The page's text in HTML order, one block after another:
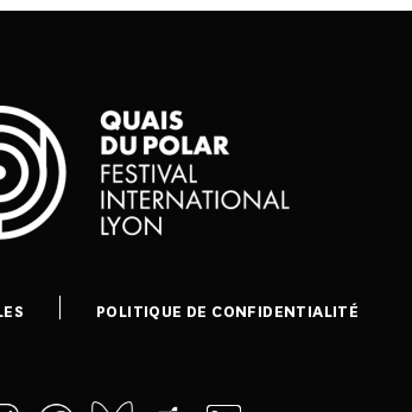
POLITIQUE DE CONFIDENTIALITÉ